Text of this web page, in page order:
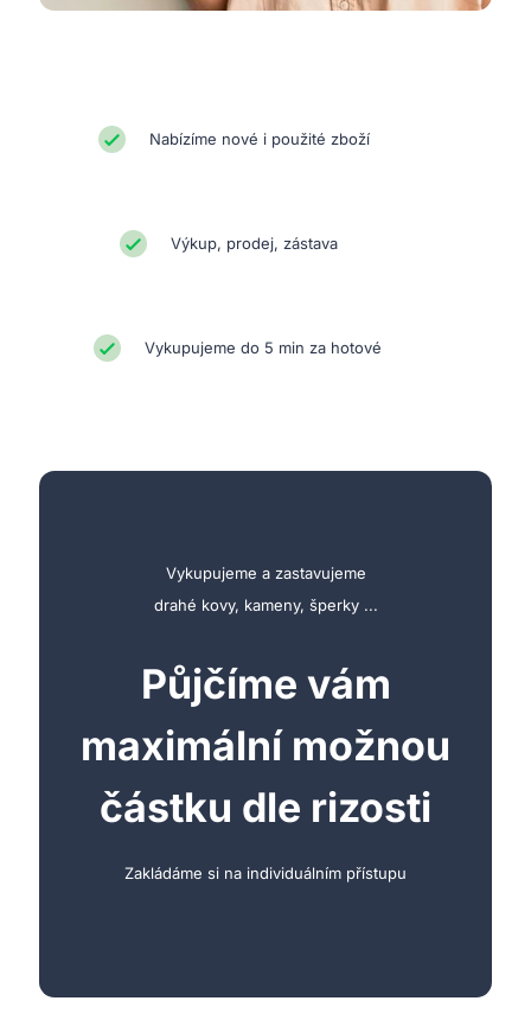
Nabízíme nové i použité zboží
Výkup, prodej, zástava
Vykupujeme do 5 min za hotové
Vykupujeme a zastavujeme
drahé kovy, kameny, šperky ...
Půjčíme vám
maximální možnou
částku dle rizosti
Zakládáme si na individuálním přístupu